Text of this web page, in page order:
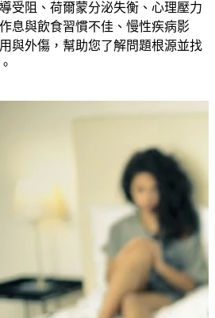
受阻、荷爾蒙分泌失衡、心理壓力
息與飲食習慣不佳、慢性疾病影
與外傷，幫助您了解問題根源並找